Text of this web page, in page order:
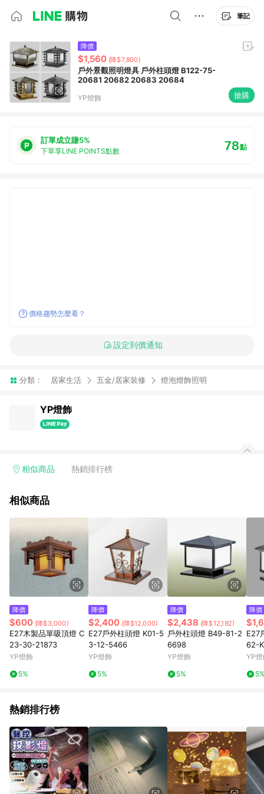
筆記
降價
$1,560 (降$7,800)
戶外景觀照明燈具 戶外柱頭燈 B122-75-
20681 20682 20683 20684
YP燈飾 搶購
訂單成立賺5%
下單享LINE POINTS點數 78點
價格趨勢怎麼看？
設定到價通知
分類： 居家生活 五金/居家裝修 燈泡燈飾照明
YP燈飾
相似商品 熱銷排行榜
相似商品
降價
$600 (降$3,000)
E27木製品單吸頂燈 C
23-30-21873
YP燈飾
5%
降價
$2,400 (降$12,000)
E27戶外柱頭燈 K01-5
3-12-5466
YP燈飾
5%
降價
$2,438 (降$12,192)
戶外柱頭燈 B49-81-2
6698
YP燈飾
5%
降價
E27
62-
YP
熱銷排行榜